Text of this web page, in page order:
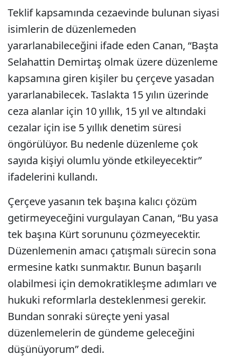
Teklif kapsamında cezaevinde bulunan siyasi
isimlerin de düzenlemeden
yararlanabileceğini ifade eden Canan, “Başta
Selahattin Demirtaş olmak üzere düzenleme
kapsamına giren kişiler bu çerçeve yasadan
yararlanabilecek. Taslakta 15 yılın üzerinde
ceza alanlar için 10 yıllık, 15 yıl ve altındaki
cezalar için ise 5 yıllık denetim süresi
öngörülüyor. Bu nedenle düzenleme çok
sayıda kişiyi olumlu yönde etkileyecektir”
ifadelerini kullandı.
Çerçeve yasanın tek başına kalıcı çözüm
getirmeyeceğini vurgulayan Canan, “Bu yasa
tek başına Kürt sorununu çözmeyecektir.
Düzenlemenin amacı çatışmalı sürecin sona
ermesine katkı sunmaktır. Bunun başarılı
olabilmesi için demokratikleşme adımları ve
hukuki reformlarla desteklenmesi gerekir.
Bundan sonraki süreçte yeni yasal
düzenlemelerin de gündeme geleceğini
düşünüyorum” dedi.